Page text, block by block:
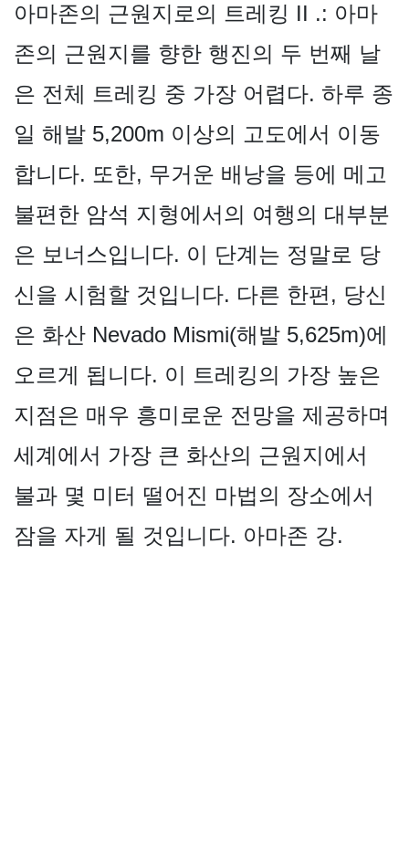
아마존의 근원지로의 트레킹 II .: 아마
존의 근원지를 향한 행진의 두 번째 날
은 전체 트레킹 중 가장 어렵다. 하루 종
일 해발 5,200m 이상의 고도에서 이동
합니다. 또한, 무거운 배낭을 등에 메고
불편한 암석 지형에서의 여행의 대부분
은 보너스입니다. 이 단계는 정말로 당
신을 시험할 것입니다. 다른 한편, 당신
은 화산 Nevado Mismi(해발 5,625m)에
오르게 됩니다. 이 트레킹의 가장 높은
지점은 매우 흥미로운 전망을 제공하며
세계에서 가장 큰 화산의 근원지에서
불과 몇 미터 떨어진 마법의 장소에서
잠을 자게 될 것입니다. 아마존 강.